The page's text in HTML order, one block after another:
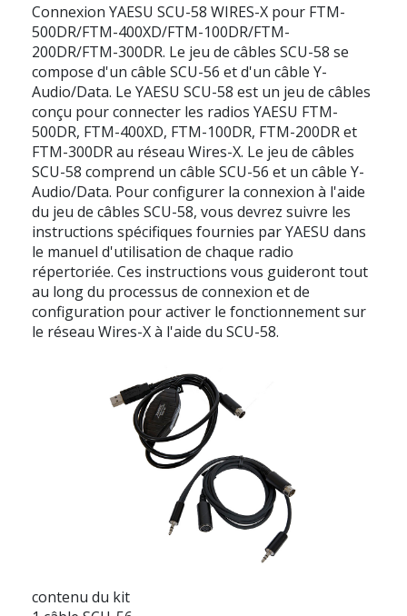
Connexion YAESU SCU-58 WIRES-X pour FTM-
500DR/FTM-400XD/FTM-100DR/FTM-
200DR/FTM-300DR. Le jeu de câbles SCU-58 se
compose d'un câble SCU-56 et d'un câble Y-
Audio/Data. Le YAESU SCU-58 est un jeu de câbles
conçu pour connecter les radios YAESU FTM-
500DR, FTM-400XD, FTM-100DR, FTM-200DR et
FTM-300DR au réseau Wires-X. Le jeu de câbles
SCU-58 comprend un câble SCU-56 et un câble Y-
Audio/Data. Pour configurer la connexion à l'aide
du jeu de câbles SCU-58, vous devrez suivre les
instructions spécifiques fournies par YAESU dans
le manuel d'utilisation de chaque radio
répertoriée. Ces instructions vous guideront tout
au long du processus de connexion et de
configuration pour activer le fonctionnement sur
le réseau Wires-X à l'aide du SCU-58.
contenu du kit